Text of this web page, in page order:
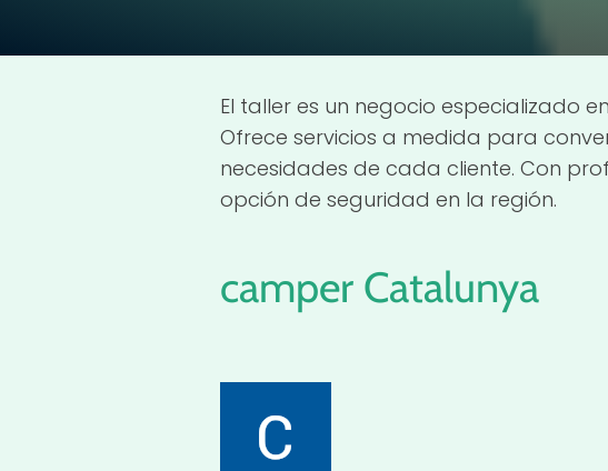
El taller es un negocio especializado
Ofrece servicios a medida para
necesidades de cada cliente. Con
opción de seguridad en la región.
camper Catalunya